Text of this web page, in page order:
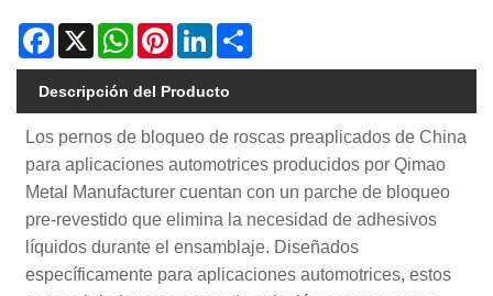
Facebook
X WhatsAppPinterestLinkedIn
Descripción del Producto
Los pernos de bloqueo de roscas preaplicados de China
para aplicaciones automotrices producidos por Qimao
Metal Manufacturer cuentan con un parche de bloqueo
pre-revestido que elimina la necesidad de adhesivos
líquidos durante el ensamblaje. Diseñados
específicamente para aplicaciones automotrices, estos